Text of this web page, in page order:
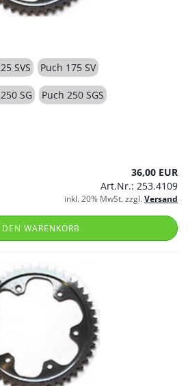
SVS Puch 175 SV
SG Puch 250 SGS
36,00 EUR
Art.Nr.: 253.4109
inkl. 20% MwSt. zzgl.Versand
WARENKORB